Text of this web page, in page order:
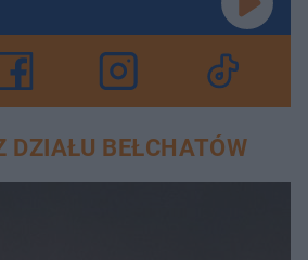
DZIAŁU BEŁCHATÓW